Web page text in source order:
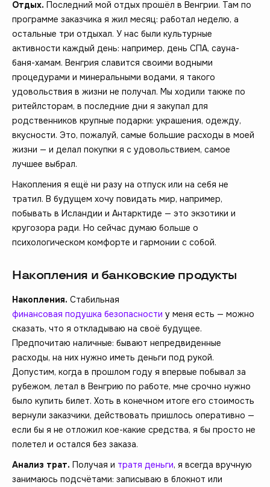
Отдых. Последний мой отдых прошёл в Венгрии. Там по
программе заказчика я жил месяц: работал неделю, а
остальные три отдыхал. У нас были культурные
активности каждый день: например, день СПА, сауна-
баня-хамам. Венгрия славится своими водными
процедурами и минеральными водами, я такого
удовольствия в жизни не получал. Мы ходили также по
ритейлсторам, в последние дни я закупал для
родственников крупные подарки: украшения, одежду,
вкусности. Это, пожалуй, самые большие расходы в моей
жизни — и делал покупки я с удовольствием, самое
лучшее выбрал.
Накопления я ещё ни разу на отпуск или на себя не
тратил. В будущем хочу повидать мир, например,
побывать в Исландии и Антарктиде — это экзотики и
кругозора ради. Но сейчас думаю больше о
психологическом комфорте и гармонии с собой.
Накопления и банковские продукты
Накопления. Стабильная
финансовая подушка безопасности у меня есть — можно
сказать, что я откладываю на своё будущее.
Предпочитаю наличные: бывают непредвиденные
расходы, на них нужно иметь деньги под рукой.
Допустим, когда в прошлом году я впервые побывал за
рубежом, летал в Венгрию по работе, мне срочно нужно
было купить билет. Хоть в конечном итоге его стоимость
вернули заказчики, действовать пришлось оперативно —
если бы я не отложил кое-какие средства, я бы просто не
полетел и остался без заказа.
Анализ трат. Получая и тратя деньги, я всегда вручную
занимаюсь подсчётами: записываю в блокнот или